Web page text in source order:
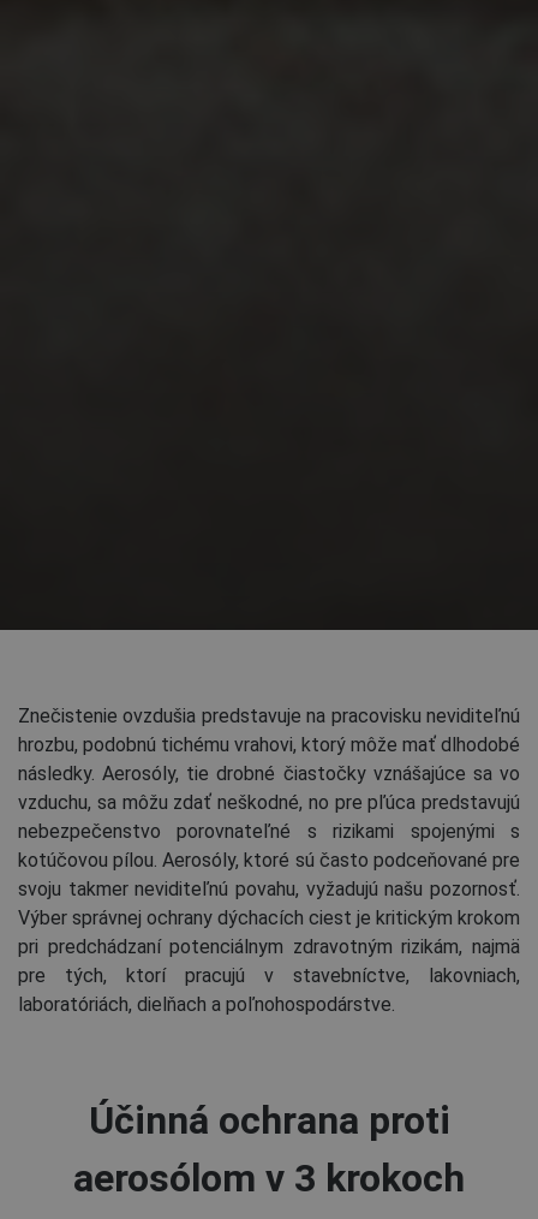
Znečistenie ovzdušia predstavuje na pracovisku neviditeľnú
hrozbu, podobnú tichému vrahovi, ktorý môže mať dlhodobé
následky. Aerosóly, tie drobné čiastočky vznášajúce sa vo
vzduchu, sa môžu zdať neškodné, no pre pľúca predstavujú
nebezpečenstvo porovnateľné s rizikami spojenými s
kotúčovou pílou. Aerosóly, ktoré sú často podceňované pre
svoju takmer neviditeľnú povahu, vyžadujú našu pozornosť.
Výber správnej ochrany dýchacích ciest je kritickým krokom
pri predchádzaní potenciálnym zdravotným rizikám, najmä
pre tých, ktorí pracujú v stavebníctve, lakovniach,
laboratóriách, dielňach a poľnohospodárstve.
Účinná ochrana proti
aerosólom v 3 krokoch